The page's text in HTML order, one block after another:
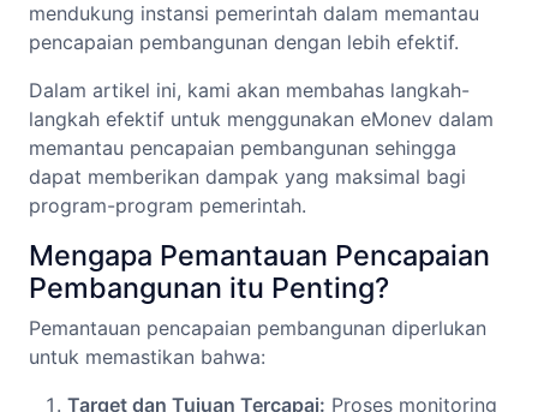
mendukung instansi pemerintah dalam memantau
pencapaian pembangunan dengan lebih efektif.
Dalam artikel ini, kami akan membahas langkah-
langkah efektif untuk menggunakan eMonev dalam
memantau pencapaian pembangunan sehingga
dapat memberikan dampak yang maksimal bagi
program-program pemerintah.
Mengapa Pemantauan Pencapaian
Pembangunan itu Penting?
Pemantauan pencapaian pembangunan diperlukan
untuk memastikan bahwa:
Target dan Tujuan Tercapai: Proses monitoring